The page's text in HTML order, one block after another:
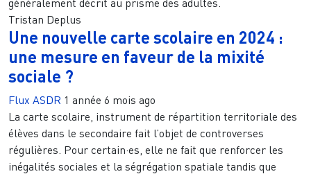
généralement décrit au prisme des adultes.
Tristan Deplus
Une nouvelle carte scolaire en 2024 :
une mesure en faveur de la mixité
sociale ?
Flux ASDR 1 année 6 mois ago
La carte scolaire, instrument de répartition territoriale des
élèves dans le secondaire fait l’objet de controverses
régulières. Pour certain·es, elle ne fait que renforcer les
inégalités sociales et la ségrégation spatiale tandis que